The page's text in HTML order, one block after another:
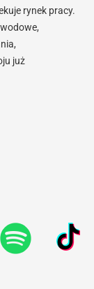
rynek pracy.
już